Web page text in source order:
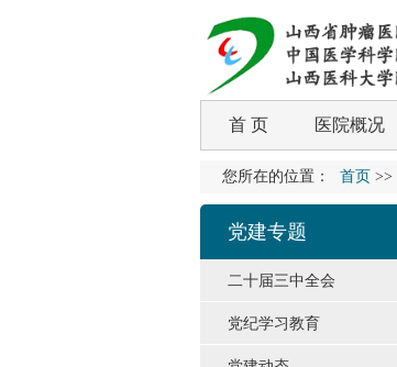
首 页 医院概况
您所在的位置： 首页 >>
党建专题
二十届三中全会
党纪学习教育